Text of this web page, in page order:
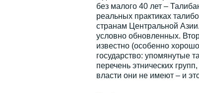
без малого 40 лет –
реальных практиках
странам Центральной
условно обновленных.
известно (особенно
государство: упомянутые
перечень этнических
власти они не имеют – и